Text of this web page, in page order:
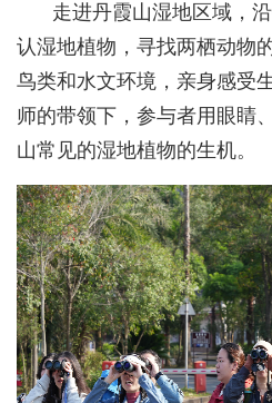
走进丹霞山湿地区域，
认湿地植物，寻找两栖动物
鸟类和水文环境，亲身感受
师的带领下，参与者用眼睛
山常见的湿地植物的生机。